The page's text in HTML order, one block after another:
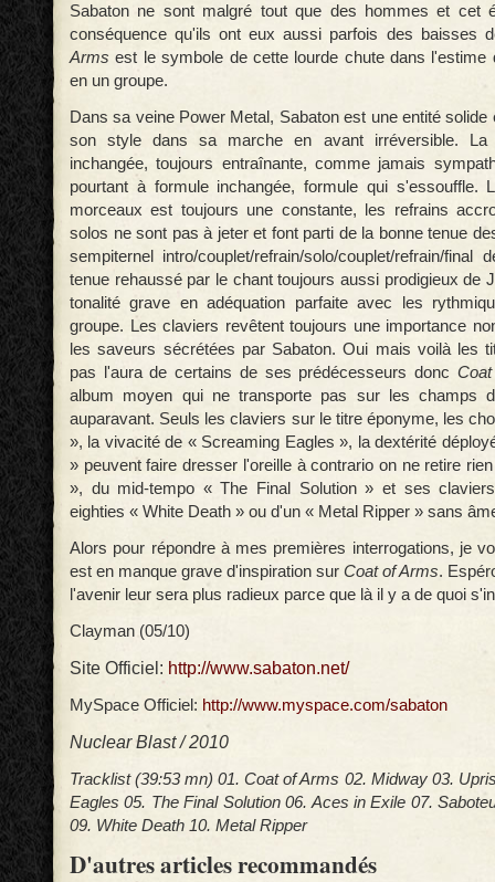
Sabaton ne sont malgré tout que des hommes et cet
conséquence qu'ils ont eux aussi parfois des baisses
Armsest le symbole de cette lourde chute dans l'estime
en un groupe.
Dans sa veine Power Metal, Sabaton est une entité solide
son style dans sa marche en avant irréversible. La
inchangée, toujours entraînante, comme jamais
pourtant à formule inchangée, formule qui s'essouffle.
morceaux est toujours une constante, les refrains
solos ne sont pas à jeter et font parti de la bonne tenue
sempiternel intro/couplet/refrain/solo/couplet/refrain/final
tenue rehaussé par le chant toujours aussi prodigieux de
tonalité grave en adéquation parfaite avec les
groupe. Les claviers revêtent toujours une importance
les saveurs sécrétées par Sabaton. Oui mais voilà les
pas l'aura de certains de ses prédécesseurs donc
album moyen qui ne transporte pas sur les champs
auparavant. Seuls les claviers sur le titre éponyme, les
», la vivacité de « Screaming Eagles », la dextérité
» peuvent faire dresser l'oreille à contrario on ne retire
», du mid-tempo « The Final Solution » et ses
eighties « White Death » ou d'un « Metal Ripper » sans
Alors pour répondre à mes premières interrogations, je
est en manque grave d'inspiration sur Coat of Arms.
l'avenir leur sera plus radieux parce que là il y a de quoi
Clayman (05/10)
Site Officiel: http://www.sabaton.net/
MySpace Officiel: http://www.myspace.com/sabaton
Nuclear Blast / 2010
Tracklist (39:53 mn) 01. Coat of Arms 02. Midway 03.
Eagles 05. The Final Solution 06. Aces in Exile 07.
09. White Death 10. Metal Ripper
D'autres articles recommandés